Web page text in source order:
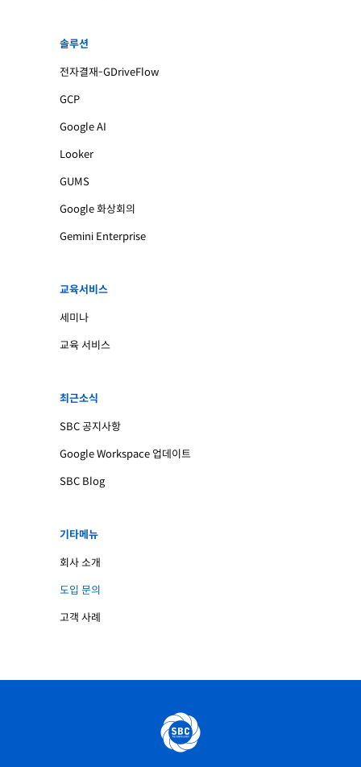
솔루션
전자결재-GDriveFlow
GCP
Google AI
Looker
GUMS
Google 화상회의
Gemini Enterprise
교육서비스
세미나
교육 서비스
최근소식
SBC 공지사항
Google Workspace 업데이트
SBC Blog
기타메뉴
회사 소개
도입 문의
고객 사례